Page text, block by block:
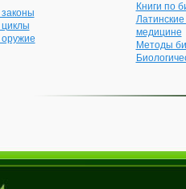
законы
циклы
оружие
Книги по
медицине
Методы